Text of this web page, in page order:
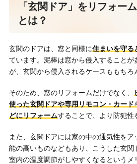
「玄関ドア」をリフォー
とは？
玄関のドアは、窓と同様に住まいを守る
ています。泥棒は窓から侵入することが
が、玄関から侵入されるケースももちろ
そのため、窓のリフォームだけでなく、
使った玄関ドアや専用リモコン・カー
どにリフォームすることで、より防犯性
また、玄関ドアには家の中の通気性を
能の高いものなどもあり、こうした玄関
室内の温度調節がしやすくなるというメ